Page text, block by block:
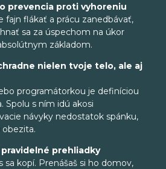
prevencia proti vyhoreniu
fajn flákať a prácu zanedbávať,
sa za úspechom na úkor
základom.
nielen tvoje telo, ale aj
programátorkou je definíciou
Spolu s ním idú akosi
návyky nedostatok spánku,
obezita.
prehliadky
sa kopí. Prenášaš si ho domov,